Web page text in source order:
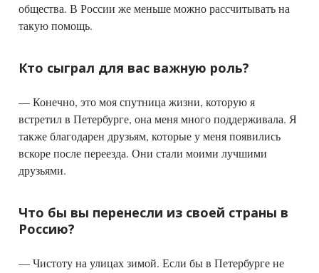
общества. В России же меньше можно рассчитывать на
такую помощь.
Кто сыграл для вас важную роль?
— Конечно, это моя спутница жизни, которую я
встретил в Петербурге, она меня много поддерживала. Я
также благодарен друзьям, которые у меня появились
вскоре после переезда. Они стали моими лучшими
друзьями.
Что бы вы перенесли из своей страны в
Россию?
— Чистоту на улицах зимой. Если бы в Петербурге не